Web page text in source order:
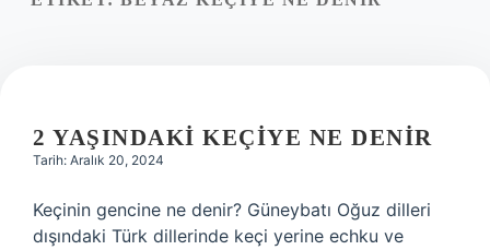
2 YAŞINDAKI KEÇIYE NE DENIR
Tarih: Aralık 20, 2024
Keçinin gencine ne denir? Güneybatı Oğuz dilleri
dışındaki Türk dillerinde keçi yerine echku ve